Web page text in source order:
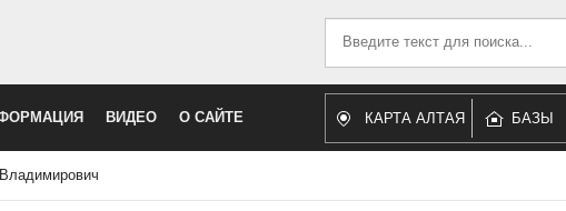
Искать...
ВИДЕО О САЙТЕ КАРТА АЛТАЯ БАЗЫ